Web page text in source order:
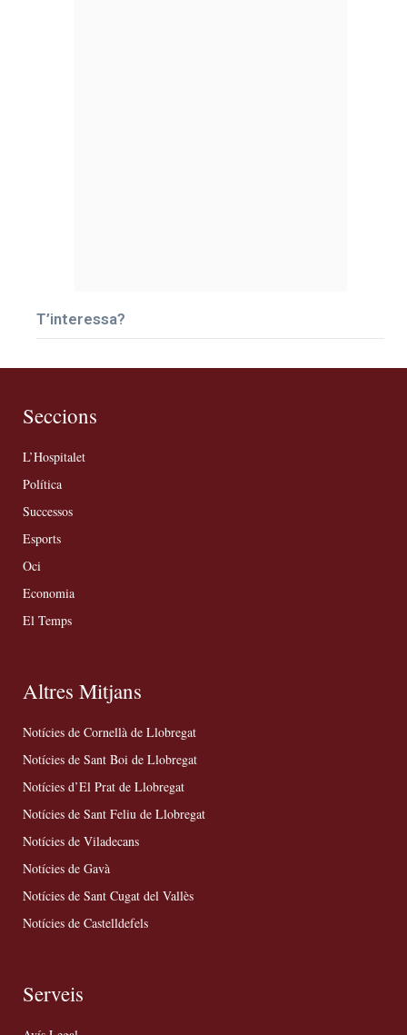
T’interessa?
Seccions
L’Hospitalet
Política
Successos
Esports
Oci
Economia
El Temps
Altres Mitjans
Notícies de Cornellà de Llobregat
Notícies de Sant Boi de Llobregat
Notícies d’El Prat de Llobregat
Notícies de Sant Feliu de Llobregat
Notícies de Viladecans
Notícies de Gavà
Notícies de Sant Cugat del Vallès
Notícies de Castelldefels
Serveis